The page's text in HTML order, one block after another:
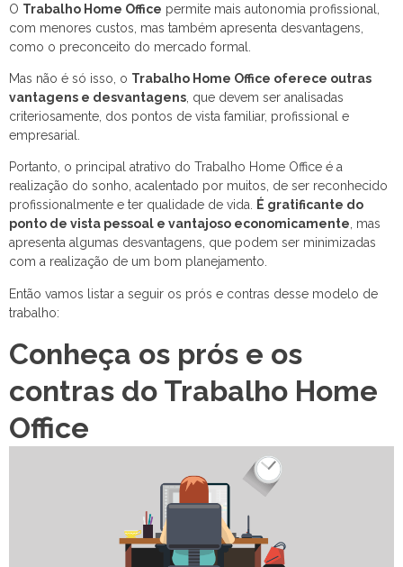
O Trabalho Home Office permite mais autonomia profissional,
com menores custos, mas também apresenta desvantagens,
como o preconceito do mercado formal.
Mas não é só isso, o Trabalho Home Office oferece outras
vantagens e desvantagens , que devem ser analisadas
criteriosamente, dos pontos de vista familiar, profissional e
empresarial.
Portanto, o principal atrativo do Trabalho Home Office é a
realização do sonho, acalentado por muitos, de ser reconhecido
profissionalmente e ter qualidade de vida. É gratificante do
ponto de vista pessoal e vantajoso economicamente, mas
apresenta algumas desvantagens, que podem ser minimizadas
com a realização de um bom planejamento.
Então vamos listar a seguir os prós e contras desse modelo de
trabalho:
Conheça os prós e os
contras do Trabalho Home
Office